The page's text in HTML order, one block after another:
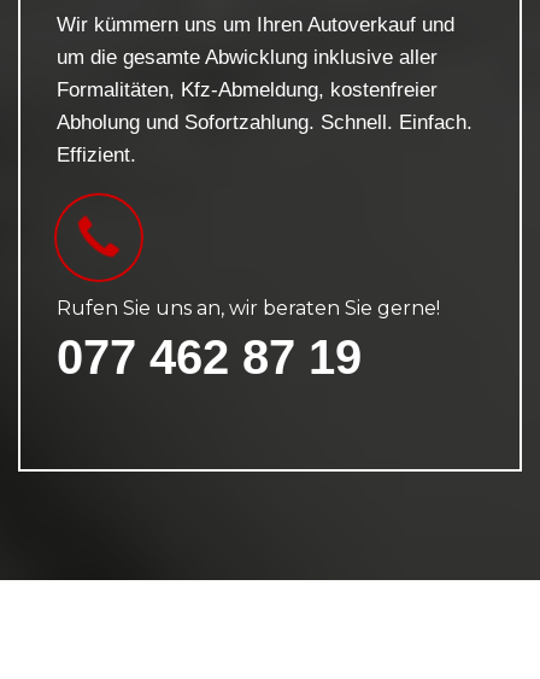
Wir kümmern uns um Ihren Autoverkauf und
um die gesamte Abwicklung inklusive aller
Formalitäten, Kfz-Abmeldung, kostenfreier
Abholung und Sofortzahlung. Schnell. Einfach.
Effizient.
Rufen Sie uns an, wir beraten Sie gerne!
077 462 87 19